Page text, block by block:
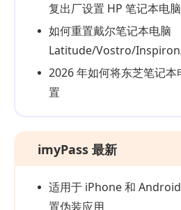
复出厂设置 HP 笔记本电
如何重置戴尔笔记本电脑
Latitude/Vostro/
2026 年如何将东芝笔记本
置
imyPass 最新
适用于 iPhone 和 Android
置伪装应用